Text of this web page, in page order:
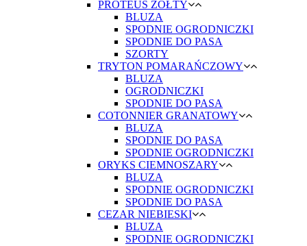
PROTEUS ŻÓŁTY
BLUZA
SPODNIE OGRODNICZKI
SPODNIE DO PASA
SZORTY
TRYTON POMARAŃCZOWY
BLUZA
OGRODNICZKI
SPODNIE DO PASA
COTONNIER GRANATOWY
BLUZA
SPODNIE DO PASA
SPODNIE OGRODNICZKI
ORYKS CIEMNOSZARY
BLUZA
SPODNIE OGRODNICZKI
SPODNIE DO PASA
CEZAR NIEBIESKI
BLUZA
SPODNIE OGRODNICZKI